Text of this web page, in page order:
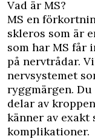
Vad är MS?
MS en
skleros som är
som har MS får
på nervtrådar.
nervsystemet
ryggmärgen.
delar av
känner av exakt
komplikationer.